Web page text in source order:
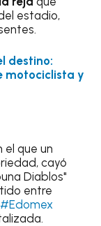
estadio,
destino:
motociclista y
el que un
cayó
Diablos"
entre
#Edomex